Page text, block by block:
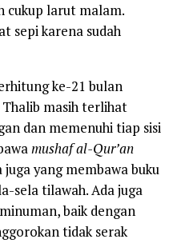
cukup larut malam.
sepi karena sudah
ke-21 bulan
Thalib masih terlihat
dan memenuhi tiap sisi
mushaf al-Qur’an
juga yang membawa buku
sela tilawah. Ada juga
baik dengan
tidak serak